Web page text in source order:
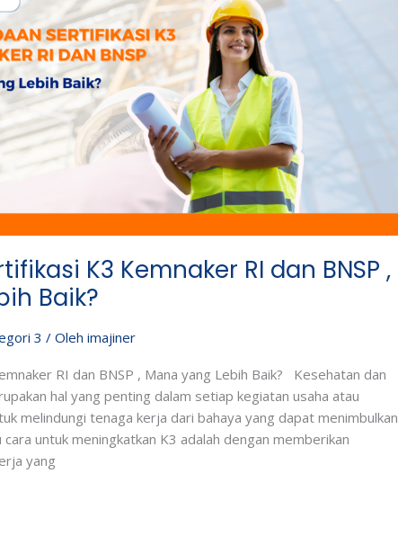
K3 Kemnaker RI dan BNSP ,
Baik?
3 / Olehimajiner
RI dan BNSP , Mana yang Lebih Baik? Kesehatan dan
hal yang penting dalam setiap kegiatan usaha atau
melindungi tenaga kerja dari bahaya yang dapat menimbulkan
cara untuk meningkatkan K3 adalah dengan memberikan
yang